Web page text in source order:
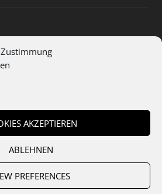
AKZEPTIEREN
ABLEHNEN
PREFERENCES
Cookies Datenschutz